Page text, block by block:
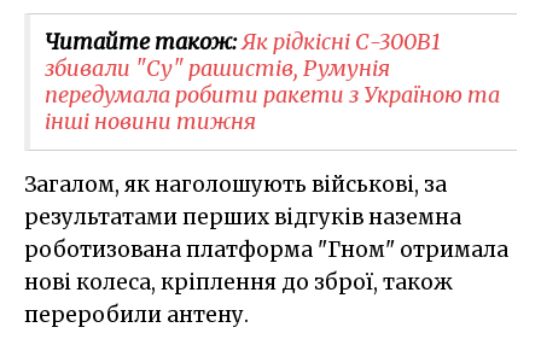
Читайте також:Як рідкісні С-300В1
збивали "Су" рашистів, Румунія
передумала робити ракети з Україною та
інші новини тижня
Загалом, як наголошують військові, за
результатами перших відгуків наземна
роботизована платформа "Гном" отримала
нові колеса, кріплення до зброї, також
переробили антену.